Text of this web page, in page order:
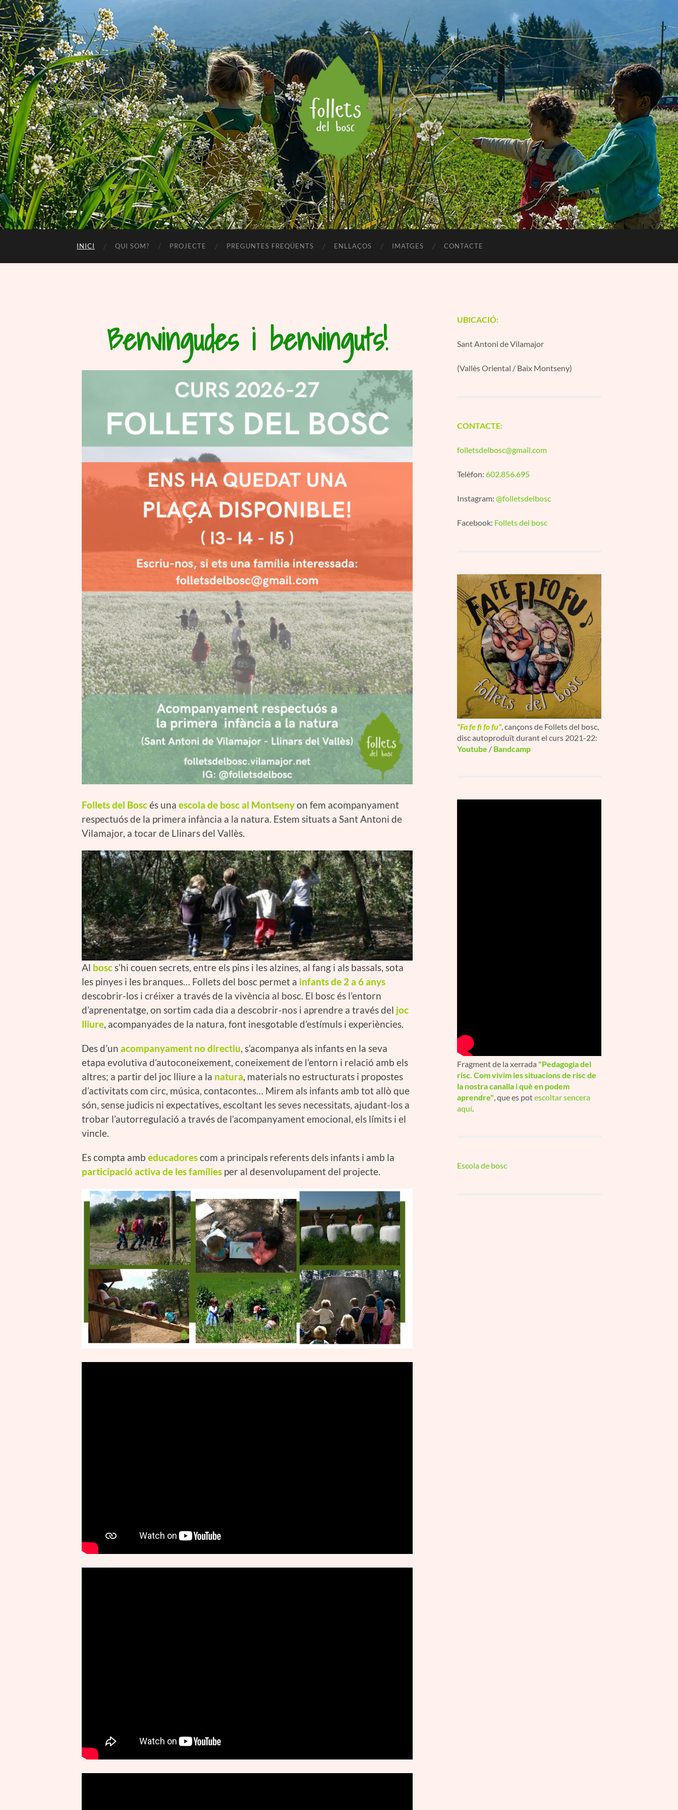
INICI QUI SOM? PROJECTE PREGUNTES FREQÜENTS ENLLAÇOS IMATGES CONTACTE
Benvingudes i benvinguts!
Follets del Boscés una escola de bosc al Montsenyon fem acompanyament
respectuós de la primera infància a la natura. Estem situats a Sant Antoni de
Vilamajor, a tocar de Llinars del Vallès.
Al boscs’hi couen secrets, entre els pins i les alzines, al fang i als bassals, sota
les pinyes i les branques… Follets del bosc permet a infants de 2 a 6 anys
descobrir-los i créixer a través de la vivència al bosc. El bosc és l’entorn
d’aprenentatge, on sortim cada dia a descobrir-nos i aprendre a través del joc
lliure, acompanyades de la natura, font inesgotable d’estímuls i experiències.
Des d’un acompanyament no directiu, s’acompanya als infants en la seva
etapa evolutiva d’autoconeixement, coneixement de l’entorn i relació amb els
altres; a partir del joc lliure a la natura, materials no estructurats i propostes
d’activitats com circ, música, contacontes… Mirem als infants amb tot allò que
són, sense judicis ni expectatives, escoltant les seves necessitats, ajudant-los a
trobar l’autorregulació a través de l’acompanyament emocional, els límits i el
vincle.
Es compta amb educadorescom a principals referents dels infants i amb la
participació activa de les famílies per al desenvolupament del projecte.
UBICACIÓ:
Sant Antoni de Vilamajor
(Vallès Oriental / Baix Montseny)
CONTACTE:
folletsdelbosc@gmail.com
Telèfon: 602.856.695
Instagram: @folletsdelbosc
Facebook: Follets del bosc
"Fa fe fi fo fu", cançons de Follets del bosc,
disc autoproduït durant el curs 2021-22:
Youtube / Bandcamp
Fragment de la xerrada "Pedagogia del
risc. Com vivim les situacions de risc de
la nostra canalla i què en podem
aprendre", que es potescoltar sencera
aquí.
Escola de bosc